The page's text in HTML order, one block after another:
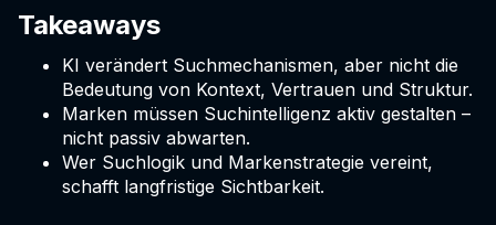
Takeaways
KI verändert Suchmechanismen, aber nicht die
Bedeutung von Kontext, Vertrauen und Struktur.
Marken müssen Suchintelligenz aktiv gestalten –
nicht passiv abwarten.
Wer Suchlogik und Markenstrategie vereint,
schafft langfristige Sichtbarkeit.